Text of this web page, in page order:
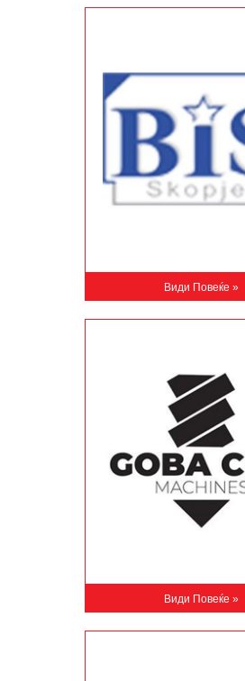
Види Повеќе »
Види Повеќе »